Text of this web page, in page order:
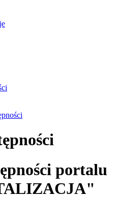
portalu